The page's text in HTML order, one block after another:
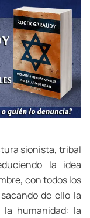
sionista, tribal
la idea
con todos los
de ello la
humanidad: la